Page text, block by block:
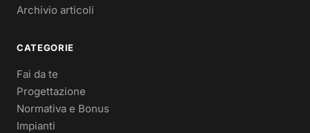
Archivio articoli
CATEGORIE
Fai da te
Progettazione
Normativa e Bonus
Impianti